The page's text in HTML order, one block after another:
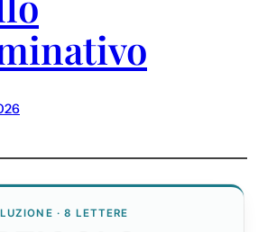
· 8 LETTERE